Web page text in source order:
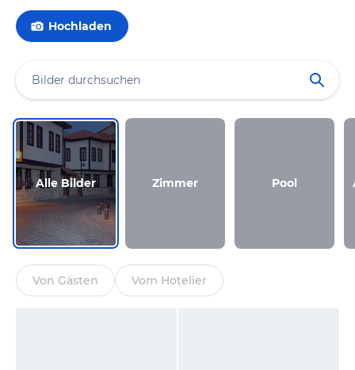
Hochladen
Alle Bilder Zimmer Pool
Von Gästen Vom Hotelier